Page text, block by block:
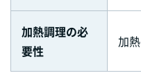
加熱調理の必
要性
加